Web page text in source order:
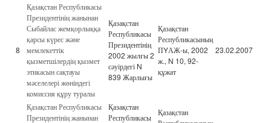
8
Қазақстан Республикасы
Президентінің жанынан
Сыбайлас жемқорлыққа
қарсы күрес және
мемлекеттік
қызметшілердің қызмет
этикасын сақтауы
мәселелері жөніндегі
комиссия құру туралы
Қазақстан
Республикасы
Президентінің
2002 жылғы 2
сәуірдегі N
839 Жарлығы
Қазақстан
Республикасының
ПYАЖ-ы, 2002
ж., N 10, 92-
құжат
23.02.2007
Қазақстан Республикасы
Президентінің жанынан
Қазақстан
Республикасы
Қазақстан